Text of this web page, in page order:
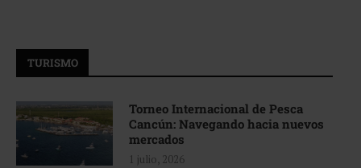
TURISMO
Torneo Internacional de Pesca
Cancún: Navegando hacia nuevos
mercados
1 julio, 2026